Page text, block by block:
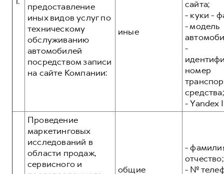
предоставление
иных видов услуг по
техническому
обслуживанию
автомобилей
посредством записи
на сайте Компании:
иные
сайта;
- куки -
- модель
-
номер
средства;
- Yandex
Проведение
маркетинговых
исследований в
области продаж,
сервисного и
общие
-
отчество;
- №